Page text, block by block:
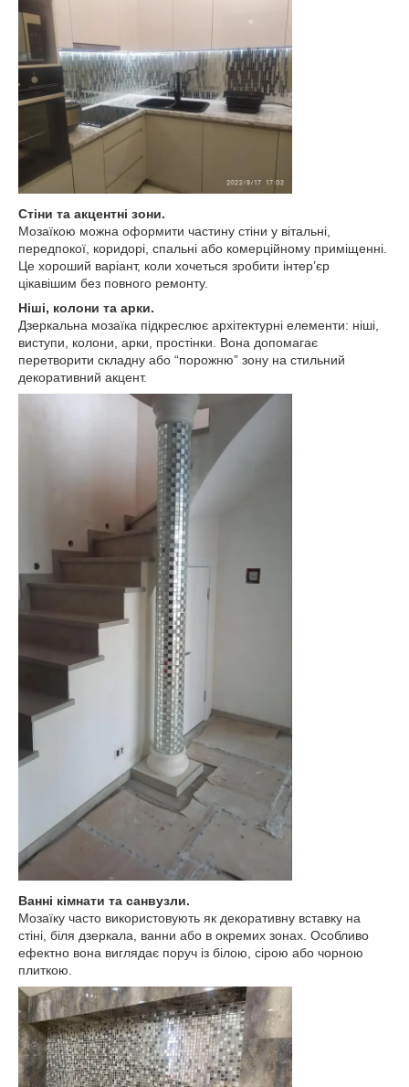
Стіни та акцентні зони.
Мозаїкою можна оформити частину стіни у вітальні,
передпокої, коридорі, спальні або комерційному приміщенні.
Це хороший варіант, коли хочеться зробити інтер’єр
цікавішим без повного ремонту.
Ніші, колони та арки.
Дзеркальна мозаїка підкреслює архітектурні елементи: ніші,
виступи, колони, арки, простінки. Вона допомагає
перетворити складну або “порожню” зону на стильний
декоративний акцент.
Ванні кімнати та санвузли.
Мозаїку часто використовують як декоративну вставку на
стіні, біля дзеркала, ванни або в окремих зонах. Особливо
ефектно вона виглядає поруч із білою, сірою або чорною
плиткою.